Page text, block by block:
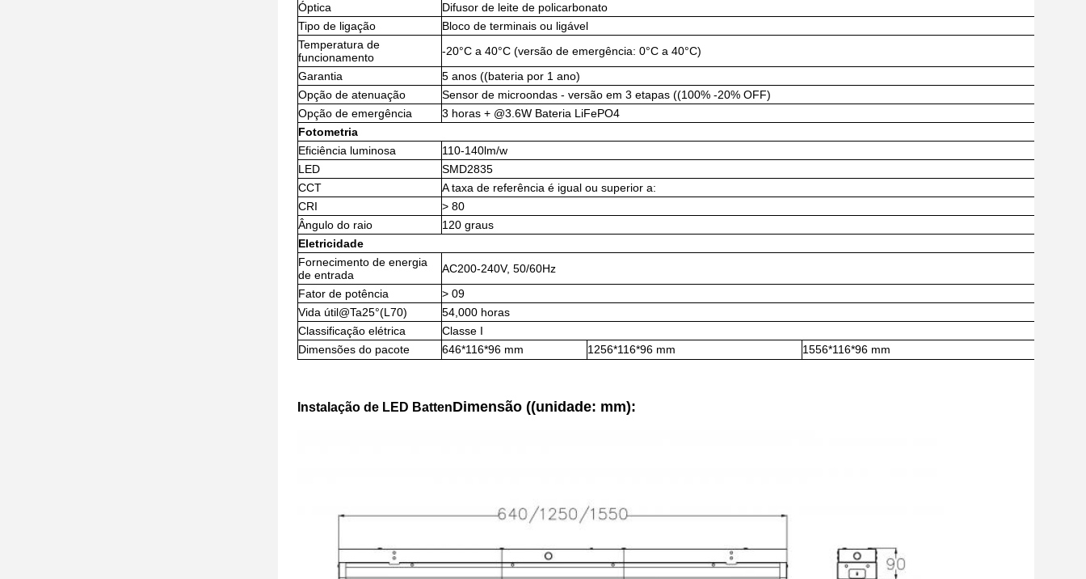
Óptica
Difusor de leite de policarbonato
Tipo de ligação
Bloco de terminais ou ligável
Temperatura de
funcionamento
-20°C a 40°C (versão de emergência: 0°C a 40°C)
Garantia
5 anos ((bateria por 1 ano)
Opção de atenuação
Sensor de microondas - versão em 3 etapas ((100% -20% OFF)
Opção de emergência
3 horas + @3.6W Bateria LiFePO4
Fotometria
Eficiência luminosa
110-140lm/w
LED
SMD2835
CCT
A taxa de referência é igual ou superior a:
CRI
> 80
Ângulo do raio
120 graus
Eletricidade
Fornecimento de energia
de entrada
AC200-240V, 50/60Hz
Fator de potência
> 09
Vida útil@Ta25°(L70)
54,000 horas
Classificação elétrica
Classe I
Dimensões do pacote
646*116*96 mm 1256*116*96 mm 1556*116*96 mm
Instalação de LED BattenDimensão ((unidade: mm):